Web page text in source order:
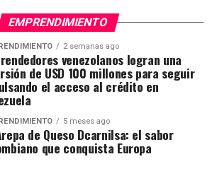
EMPRENDIMIENTO
2 semanas ago
venezolanos logran una
de USD 100 millones para seguir
el acceso al crédito en
5 meses ago
de Queso Dcarnilsa: el sabor
que conquista Europa